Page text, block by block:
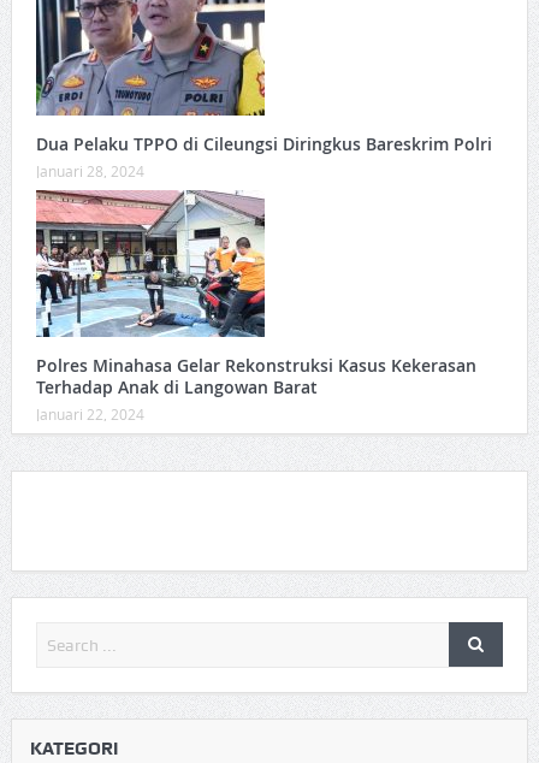
Dua Pelaku TPPO di Cileungsi Diringkus Bareskrim Polri
Januari 28, 2024
Polres Minahasa Gelar Rekonstruksi Kasus Kekerasan
Terhadap Anak di Langowan Barat
Januari 22, 2024
KATEGORI